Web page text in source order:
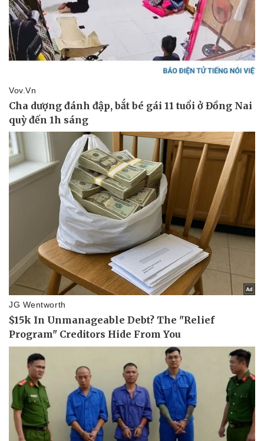
Thể thao
Bóng đá
Lịch thi đấu bóng đá
Ô tô - Xe máy
Ô tô
Xe máy